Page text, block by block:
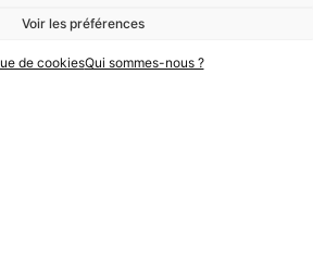
Voir les préférences
de cookiesQui sommes-nous ?